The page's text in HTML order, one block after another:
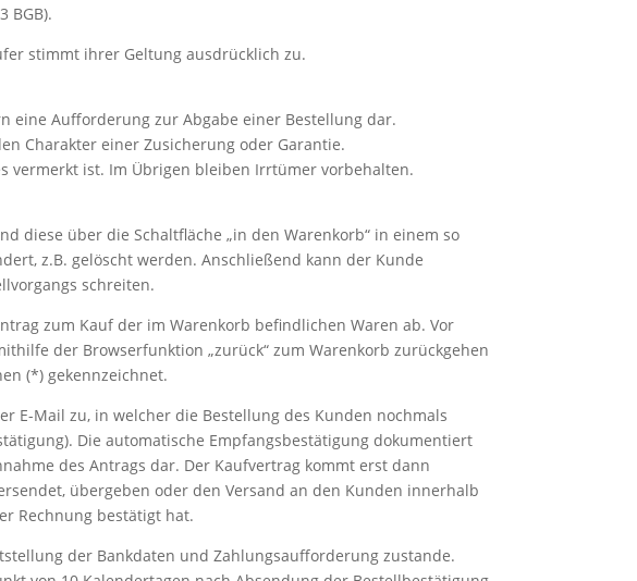
BGB).
stimmt ihrer Geltung ausdrücklich zu.
eine Aufforderung zur Abgabe einer Bestellung dar.
Charakter einer Zusicherung oder Garantie.
vermerkt ist. Im Übrigen bleiben Irrtümer vorbehalten.
diese über die Schaltfläche „in den Warenkorb“ in einem so
z.B. gelöscht werden. Anschließend kann der Kunde
schreiten.
zum Kauf der im Warenkorb befindlichen Waren ab. Vor
der Browserfunktion „zurück“ zum Warenkorb zurückgehen
(*) gekennzeichnet.
E-Mail zu, in welcher die Bestellung des Kunden nochmals
Die automatische Empfangsbestätigung dokumentiert
des Antrags dar. Der Kaufvertrag kommt erst dann
übergeben oder den Versand an den Kunden innerhalb
Rechnung bestätigt hat.
der Bankdaten und Zahlungsaufforderung zustande.